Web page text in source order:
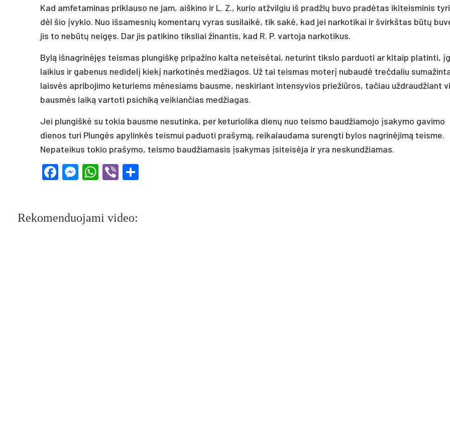
Kad amfetaminas priklauso ne jam, aiškino ir L. Z., kurio atžvilgiu iš pradžių buvo pradėtas ikiteisminis
dėl šio įvykio. Nuo išsamesnių komentarų vyras susilaikė, tik sakė, kad jei narkotikai ir švirkštas būtų
jis to nebūtų neigęs. Dar jis patikino tiksliai žinantis, kad R. P. vartoja narkotikus.
Bylą išnagrinėjęs teismas plungiškę pripažino kalta neteisėtai, neturint tikslo parduoti ar kitaip platinti,
laikius ir gabenus nedidelį kiekį narkotinės medžiagos. Už tai teismas moterį nubaudė trečdaliu
laisvės apribojimo keturiems mėnesiams bausme, neskiriant intensyvios priežiūros, tačiau uždraudžiant
bausmės laiką vartoti psichiką veikiančias medžiagas.
Jei plungiškė su tokia bausme nesutinka, per keturiolika dienų nuo teismo baudžiamojo įsakymo gavimo
dienos turi Plungės apylinkės teismui paduoti prašymą, reikalaudama surengti bylos nagrinėjimą teisme.
Nepateikus tokio prašymo, teismo baudžiamasis įsakymas įsiteisėja ir yra neskundžiamas.
Facebook
Messenger
WhatsApp
Viber
Rekomenduojami video: